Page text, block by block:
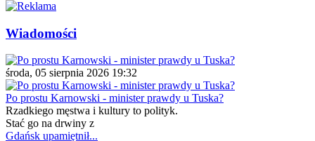
Wiadomości
środa, 05 sierpnia 2026 19:32
Po prostu Karnowski - minister prawdy u Tuska?
Rzadkiego męstwa i kultury to polityk.
Stać go na drwiny z
Gdańsk upamiętnił...